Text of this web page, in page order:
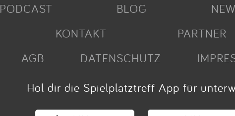
PODCAST BLOG
KONTAKT
PARTNER
AGB
DATENSCHUTZ
Hol dir die Spielplatztreff App für